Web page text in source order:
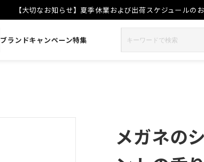
【大切なお知らせ】夏季休業および出荷スケジュールの
ブランドキャンペーン特集
メガネの